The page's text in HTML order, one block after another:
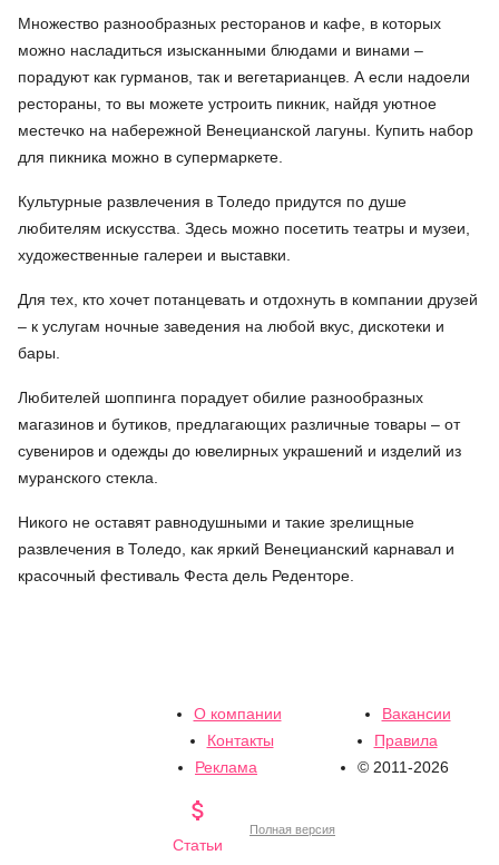
Множество разнообразных ресторанов и кафе, в которых
можно насладиться изысканными блюдами и винами –
порадуют как гурманов, так и вегетарианцев. А если надоели
рестораны, то вы можете устроить пикник, найдя уютное
местечко на набережной Венецианской лагуны. Купить набор
для пикника можно в супермаркете.
Культурные развлечения в Толедо придутся по душе
любителям искусства. Здесь можно посетить театры и музеи,
художественные галереи и выставки.
Для тех, кто хочет потанцевать и отдохнуть в компании друзей
– к услугам ночные заведения на любой вкус, дискотеки и
бары.
Любителей шоппинга порадует обилие разнообразных
магазинов и бутиков, предлагающих различные товары – от
сувениров и одежды до ювелирных украшений и изделий из
муранского стекла.
Никого не оставят равнодушными и такие зрелищные
развлечения в Толедо, как яркий Венецианский карнавал и
красочный фестиваль Феста дель Реденторе.
О компании
Вакансии
Контакты
Правила
Реклама
© 2011-2026

Статьи
Полная версия